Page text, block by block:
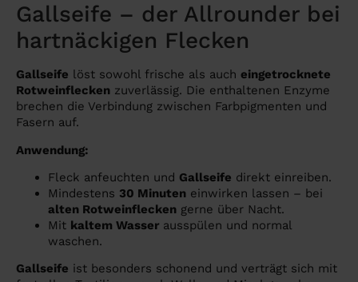
Gallseife – der Allrounder bei
hartnäckigen Flecken
Gallseife löst sowohl frische als auch eingetrocknete
Rotweinflecken zuverlässig. Die enthaltenen Enzyme
brechen die Verbindung zwischen Farbpigmenten und
Fasern auf.
Anwendung:
Fleck anfeuchten und Gallseife direkt einreiben.
Mindestens 30 Minuten einwirken lassen – bei
alten Rotweinflecken gerne über Nacht.
Mit kaltem Wasser ausspülen und normal
waschen.
Gallseife ist besonders schonend und verträgt sich mit